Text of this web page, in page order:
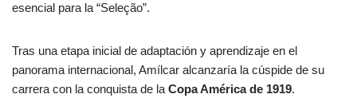
esencial para la “Seleção”.
Tras una etapa inicial de adaptación y aprendizaje en el
panorama internacional, Amílcar alcanzaría la cúspide de su
carrera con la conquista de la Copa América de 1919.